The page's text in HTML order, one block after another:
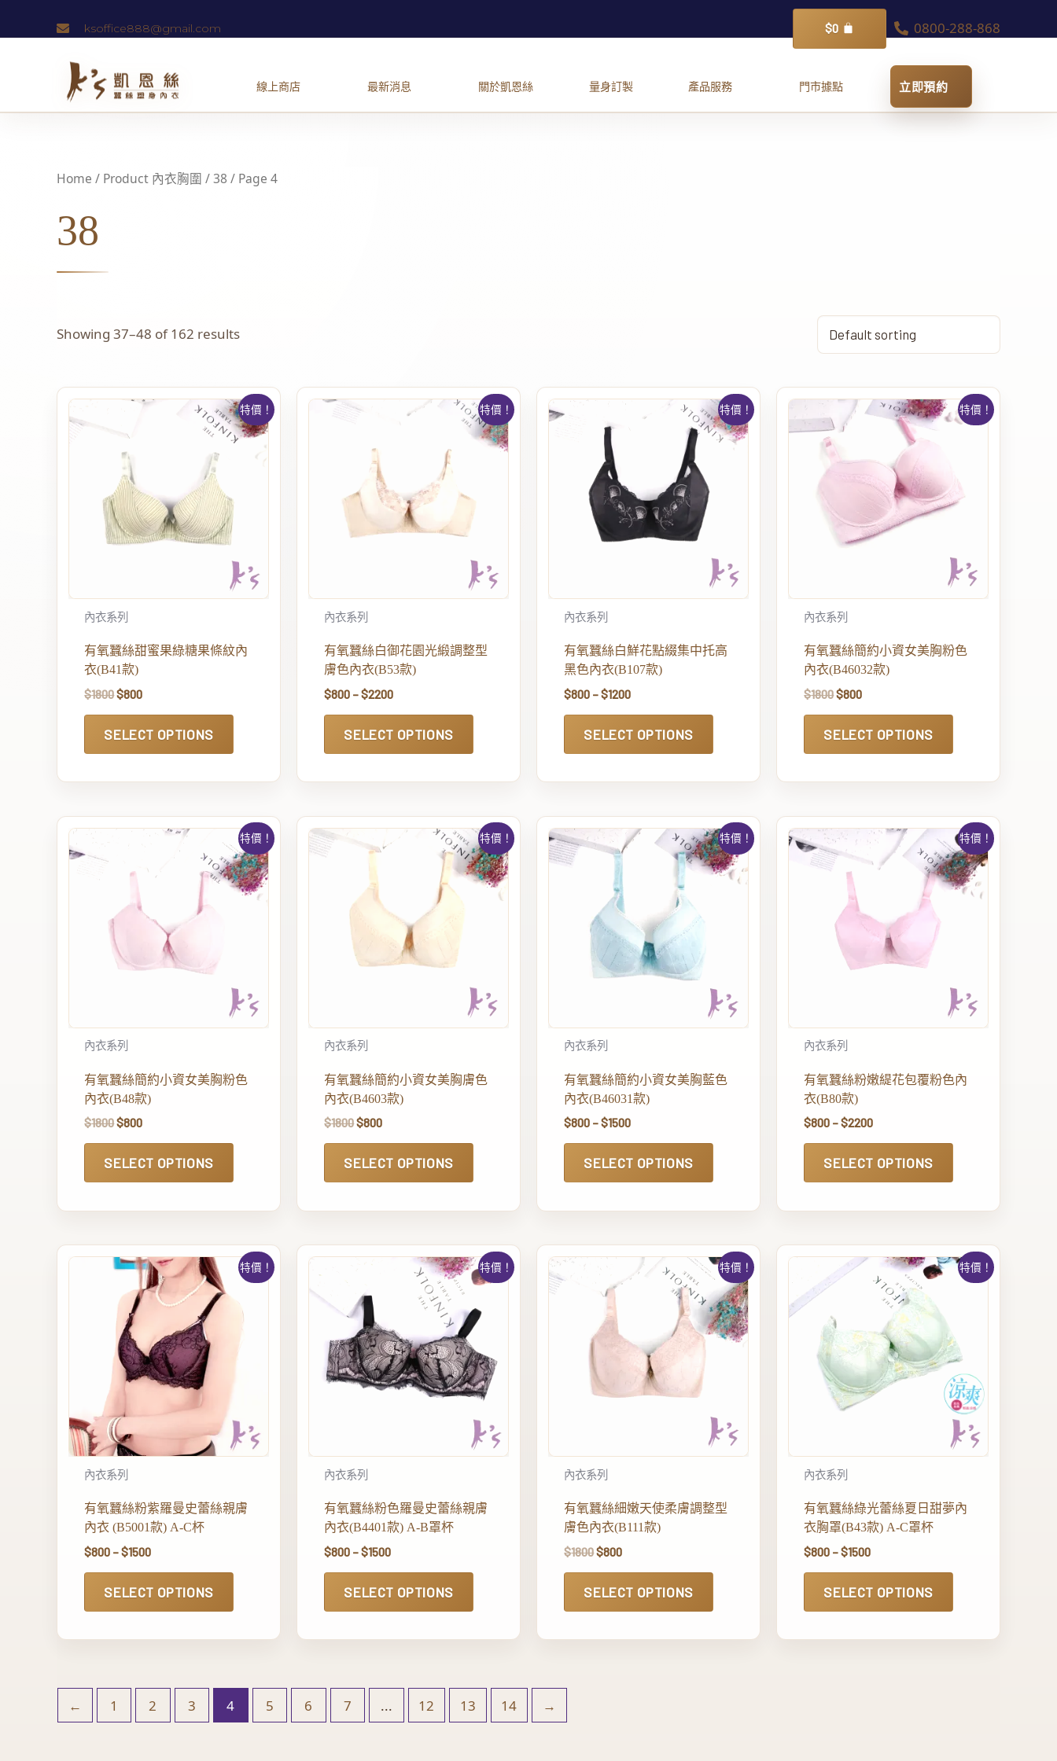
至
ksoffice888@gmail.com $0
籃
0800-288-868
Home / Product 內衣胸圍 /38 / Page 4
38
Showing 37–48 of 162 results
特價！
內衣系列
有氧蠶絲甜蜜果綠糖果條紋內
衣(B41款)
$1800$800
SELECT OPTIONS
特價！
內衣系列
有氧蠶絲白御花園光緞調整型
膚色內衣(B53款)
$800 –$2200
SELECT OPTIONS
特價！
內衣系列
有氧蠶絲白鮮花點綴集中托高
黑色內衣(B107款)
$800 –$1200
SELECT OPTIONS
特價！
內衣系列
有氧蠶絲簡約小資女美胸粉色
內衣(B46032款)
$1800$800
SELECT OPTIONS
特價！
內衣系列
有氧蠶絲簡約小資女美胸粉色
內衣(B48款)
$1800$800
SELECT OPTIONS
特價！
內衣系列
有氧蠶絲簡約小資女美胸膚色
內衣(B4603款)
$1800$800
SELECT OPTIONS
特價！
內衣系列
有氧蠶絲簡約小資女美胸藍色
內衣(B46031款)
$800 –$1500
SELECT OPTIONS
特價！
內衣系列
有氧蠶絲粉嫩緹花包覆粉色內
衣(B80款)
$800 –$2200
SELECT OPTIONS
特價！
內衣系列
有氧蠶絲粉紫羅曼史蕾絲親膚
內衣 (B5001款) A-C杯
$800 –$1500
SELECT OPTIONS
特價！
內衣系列
有氧蠶絲粉色羅曼史蕾絲親膚
內衣(B4401款) A-B罩杯
$800 –$1500
SELECT OPTIONS
特價！
內衣系列
有氧蠶絲細嫩天使柔膚調整型
膚色內衣(B111款)
$1800$800
SELECT OPTIONS
特價！
內衣系列
有氧蠶絲綠光蕾絲夏日甜夢內
衣胸罩(B43款) A-C罩杯
$800 –$1500
SELECT OPTIONS
← 1 2 3 4 5 6 7 ... 12 13 14 →